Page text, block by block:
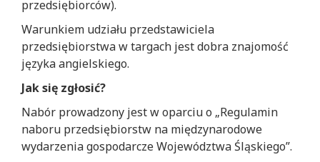
przedsiębiorców).
Warunkiem udziału przedstawiciela
przedsiębiorstwa w targach jest dobra znajomość
języka angielskiego.
Jak się zgłosić?
Nabór prowadzony jest w oparciu o „Regulamin
naboru przedsiębiorstw na międzynarodowe
wydarzenia gospodarcze Województwa Śląskiego”.